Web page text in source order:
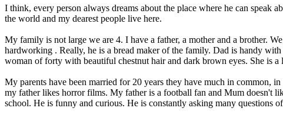
I think, every person always dreams about the place where he can speak
the world and my dearest people live here.
My family is not large we are 4. I have a father, a mother and a brother.
hardworking . Really, he is a bread maker of the family. Dad is handy
woman of forty with beautiful chestnut hair and dark brown eyes. She is a
My parents have been married for 20 years they have much in common,
my father likes horror films. My father is a football fan and Mum doesn't
school. He is funny and curious. He is constantly asking many questions